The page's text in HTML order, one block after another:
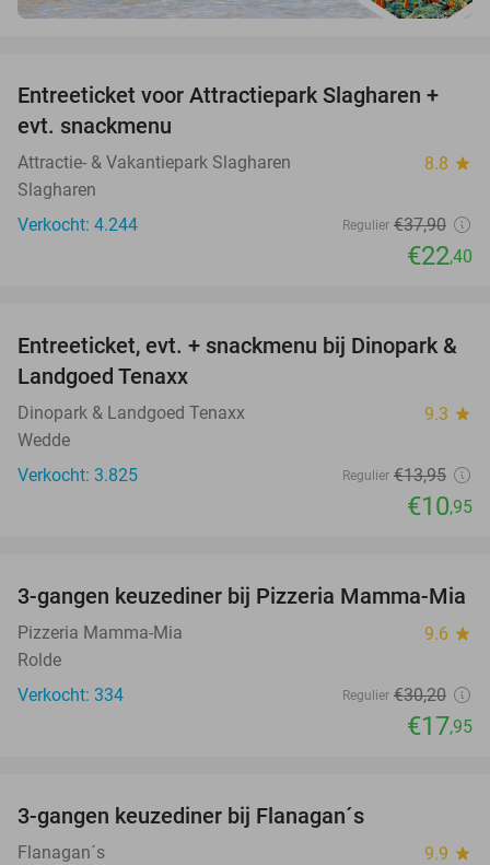
41%
Entreeticket voor Attractiepark Slagharen +
evt. snackmenu
Attractie- & Vakantiepark Slagharen 8.8 star
Slagharen
Verkocht: 4.244
Regulier €37,90
€22,40
22%
Entreeticket, evt. + snackmenu bij Dinopark &
Landgoed Tenaxx
Dinopark & Landgoed Tenaxx 9.3 star
Wedde
Verkocht: 3.825
Regulier €13,95
€10,95
41%
3-gangen keuzediner bij Pizzeria Mamma-Mia
Pizzeria Mamma-Mia 9.6 star
Rolde
Verkocht: 334
Regulier €30,20
€17,95
3-gangen keuzediner bij Flanagan´s
Flanagan´s 9.9 star